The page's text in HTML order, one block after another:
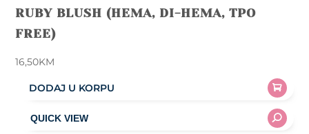
RUBY BLUSH (HEMA, DI-HEMA, TPO
FREE)
16,50KM
DODAJ U KORPU